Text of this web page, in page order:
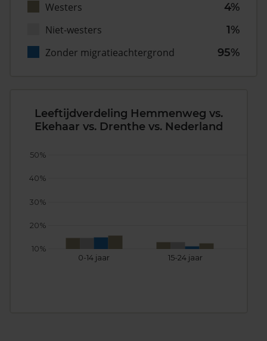
Westers
4%
Niet-westers
1%
Zonder migratieachtergrond
95%
Leeftijdverdeling Hemmenweg vs.
Ekehaar vs. Drenthe vs. Nederland
0-14 jaar 15-24 jaar
10%
20%
30%
40%
50%